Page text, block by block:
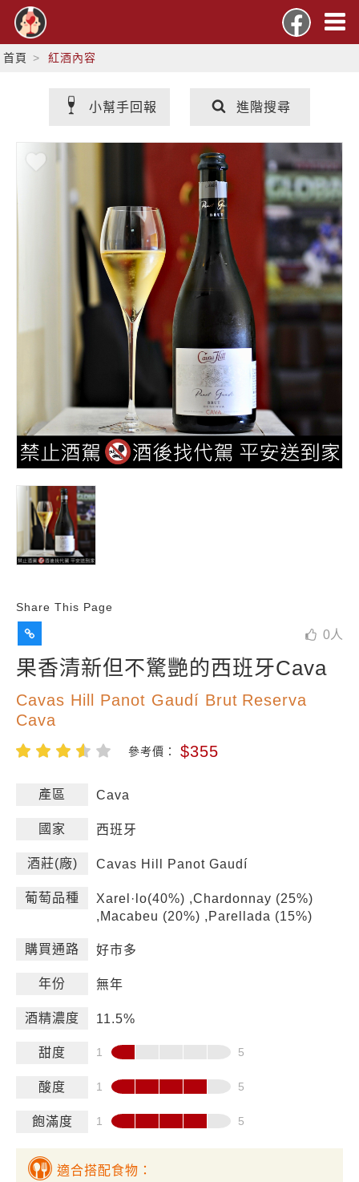
首頁 紅酒內容
小幫手回報 進階搜尋
Share This Page
0人
果香清新但不驚艷的西班牙Cava
Cavas Hill Panot Gaudí Brut Reserva
Cava
參考價： $355
產區 Cava
國家 西班牙
酒莊(廠) Cavas Hill Panot Gaudí
葡萄品種
Xarel·lo(40%) ,Chardonnay (25%)
,Macabeu (20%) ,Parellada (15%)
購買通路 好市多
年份 無年
酒精濃度 11.5%
甜度
酸度
飽滿度
適合搭配食物：